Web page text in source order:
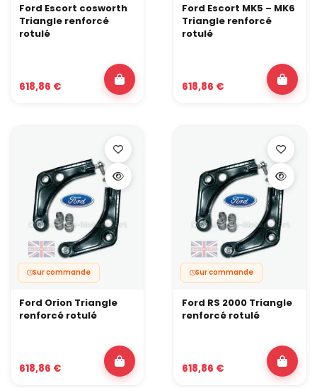
Ford Escort cosworth
Triangle renforcé
rotulé
618,86 €
Ford Escort MK5 – MK6
Triangle renforcé
rotulé
618,86 €
Sur commande
Ford Orion Triangle
renforcé rotulé
618,86 €
Sur commande
Ford RS 2000 Triangle
renforcé rotulé
618,86 €